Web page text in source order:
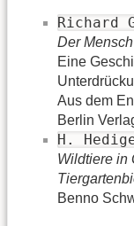
Richard
Der
Eine
Aus dem
Berlin
H.
Wildtiere in
Benno